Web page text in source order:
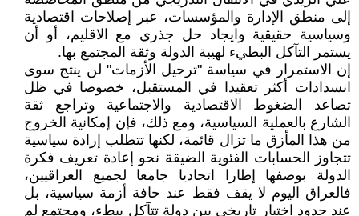
إلى منطق الإدارة والمؤسسات، عبر إصلاحات اقتصادية
وسياسية حقيقية وايجاد حل جذري مع الاقليم، أو أن
يستمر التآكل البطيء لهيبة الدولة وثقة المجتمع بها.
إن الاستمرار في سياسة "ترحيل الأزمات" لن ينتج سوى
انسدادات أكثر تعقيدا في المستقبل، خصوصا في ظل
تصاعد الضغوط الاقتصادية والاجتماعية وتراجع ثقة
الشارع بالعملية السياسية، ومع ذلك، فإن إمكانية الخروج
من هذا المأزق ما تزال قائمة، لكنها تتطلب إرادة سياسية
تتجاوز الحسابات الفئوية الضيقة نحو إعادة تعريف فكرة
الدولة بوصفها إطارا اتحاديا جامعا لجميع العراقيين،
فالعراق اليوم لا يقف فقط عند حافة أزمة سياسية، بل
عند حدود اختبار تاريخي بين دولة تتآكل ببطء، ومجتمع لم